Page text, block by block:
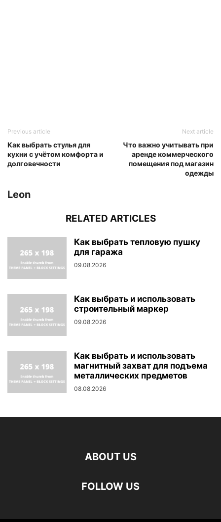
Previous article
Как выбрать стулья для
кухни с учётом комфорта и
долговечности
Next article
Что важно учитывать при
аренде коммерческого
помещения под магазин
одежды
Leon
RELATED ARTICLES
Как выбрать тепловую пушку
для гаража
09.08.2026
Как выбрать и использовать
строительный маркер
09.08.2026
Как выбрать и использовать
магнитный захват для подъема
металлических предметов
08.08.2026
ABOUT US
FOLLOW US